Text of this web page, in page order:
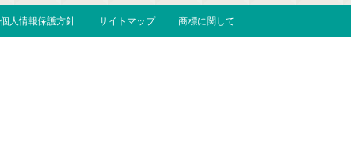
個人情報保護方針 サイトマップ 商標に関して